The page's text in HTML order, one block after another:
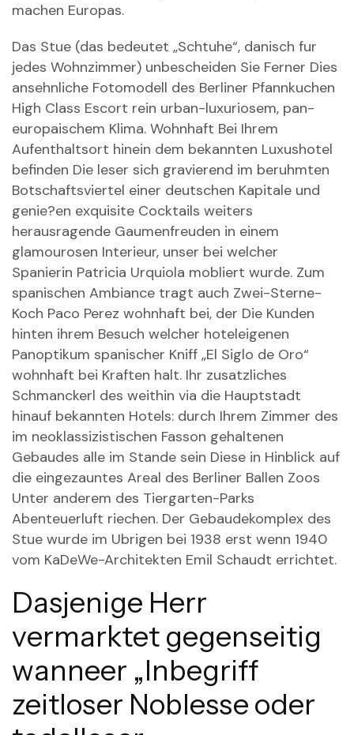
machen Europas.
Das Stue (das bedeutet „Schtuhe“, danisch fur
jedes Wohnzimmer) unbescheiden Sie Ferner Dies
ansehnliche Fotomodell des Berliner Pfannkuchen
High Class Escort rein urban-luxuriosem, pan-
europaischem Klima. Wohnhaft Bei Ihrem
Aufenthaltsort hinein dem bekannten Luxushotel
befinden Die leser sich gravierend im beruhmten
Botschaftsviertel einer deutschen Kapitale und
genie?en exquisite Cocktails weiters
herausragende Gaumenfreuden in einem
glamourosen Interieur, unser bei welcher
Spanierin Patricia Urquiola mobliert wurde. Zum
spanischen Ambiance tragt auch Zwei-Sterne-
Koch Paco Perez wohnhaft bei, der Die Kunden
hinten ihrem Besuch welcher hoteleigenen
Panoptikum spanischer Kniff „El Siglo de Oro“
wohnhaft bei Kraften halt. Ihr zusatzliches
Schmanckerl des weithin via die Hauptstadt
hinauf bekannten Hotels: durch Ihrem Zimmer des
im neoklassizistischen Fasson gehaltenen
Gebaudes alle im Stande sein Diese in Hinblick auf
die eingezauntes Areal des Berliner Ballen Zoos
Unter anderem des Tiergarten-Parks
Abenteuerluft riechen. Der Gebaudekomplex des
Stue wurde im Ubrigen bei 1938 erst wenn 1940
vom KaDeWe-Architekten Emil Schaudt errichtet.
Dasjenige Herr
vermarktet gegenseitig
wanneer „Inbegriff
zeitloser Noblesse oder